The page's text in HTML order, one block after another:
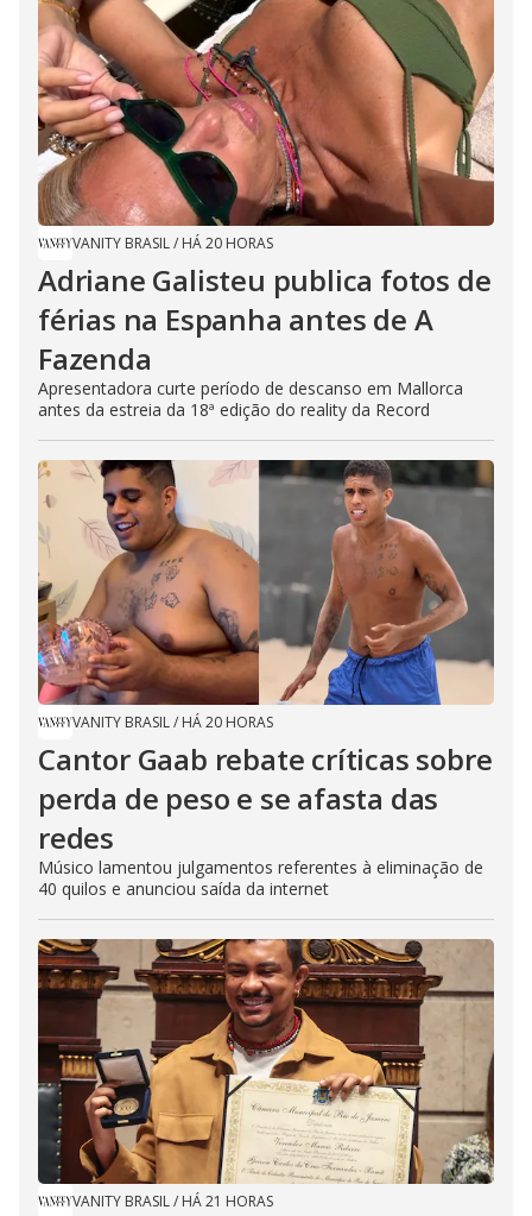
VANITY BRASIL/ HÁ 20 HORAS
Adriane Galisteu publica fotos de
férias na Espanha antes de A
Fazenda
Apresentadora curte período de descanso em Mallorca
antes da estreia da 18ª edição do reality da Record
VANITY BRASIL/ HÁ 20 HORAS
Cantor Gaab rebate críticas sobre
perda de peso e se afasta das
redes
Músico lamentou julgamentos referentes à eliminação de
40 quilos e anunciou saída da internet
VANITY BRASIL/ HÁ 21 HORAS